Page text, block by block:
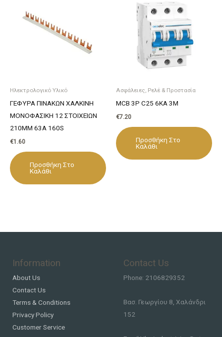
Ηλεκτρολογικό Υλικό
ΓΕΦΥΡΑ ΠΙΝΑΚΩΝ ΧΑΛΚΙΝΗ
ΜΟΝΟΦΑΣΙΚΗ 12 ΣΤΟΙΧΕΙΩΝ
210ΜΜ 63Α 160S
€1.60
Προσθήκη Στο
Καλάθι
Ασφάλειες, Ρελέ & Προστασία
MCB 3P C25 6KA 3M
€7.20
Προσθήκη Στο
Καλάθι
Information
About Us
Contact Us
Terms & Conditions
Privacy Policy
Customer Service
Contact Us
Phone: 2106829352
Βασ. Γεωργίου 8, Χαλάνδρι
152